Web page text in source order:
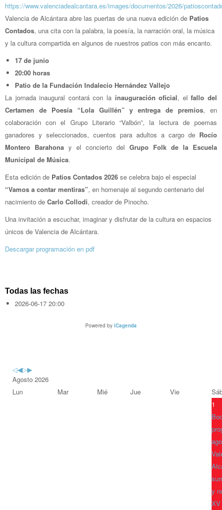
https://www.valenciadealcantara.es/images/documentos/2026/
Valencia de Alcántara abre las puertas de una nueva edición de Patios
Contados, una cita con la palabra, la poesía, la narración oral, la música
y la cultura compartida en algunos de nuestros patios con más encanto.
17 de junio
20:00 horas
Patio de la Fundación Indalecio Hernández Vallejo
La jornada inaugural contará con la inauguración oficial, elfallo del
Certamen de Poesía “Lola Guillén” y entrega de premios, en
colaboración con el Grupo Literario “Valbón”, la lectura de poemas
ganadores y seleccionados, cuentos para adultos a cargo de Rocío
Montero Barahona y el concierto del Grupo Folk de la Escuela
Municipal de Música.
Esta edición de Patios Contados 2026 se celebra bajo el especial
“Vamos a contar mentiras”, en homenaje al segundo centenario del
nacimiento de Carlo Collodi, creador de Pinocho.
Una invitación a escuchar, imaginar y disfrutar de la cultura en espacios
únicos de Valencia de Alcántara.
Descargar programación en pdf
Todas las fechas
2026-06-17 20:00
Powered by iCagenda
Year
Month
YearMonth
Agosto 2026
Lun
Mar Mié Jue Vie
1
y